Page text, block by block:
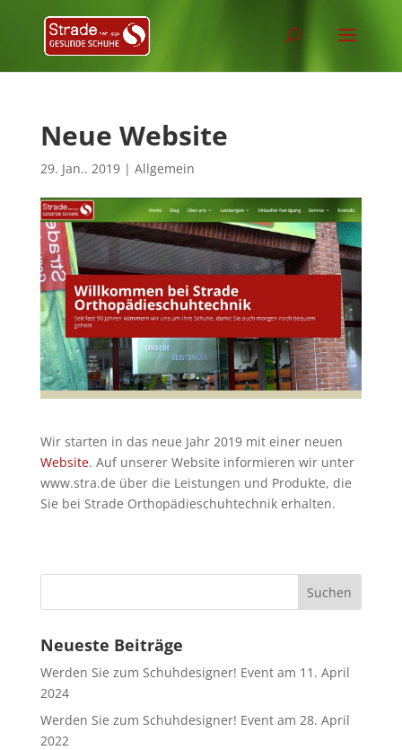
Neue Website
29. Jan.. 2019| Allgemein
Wir starten in das neue Jahr 2019 mit einer neuen
Website. Auf unserer Website informieren wir unter
www.stra.de über die Leistungen und Produkte, die
Sie bei Strade Orthopädieschuhtechnik erhalten.
Neueste Beiträge
Werden Sie zum Schuhdesigner! Event am 11. April
2024
Werden Sie zum Schuhdesigner! Event am 28. April
2022